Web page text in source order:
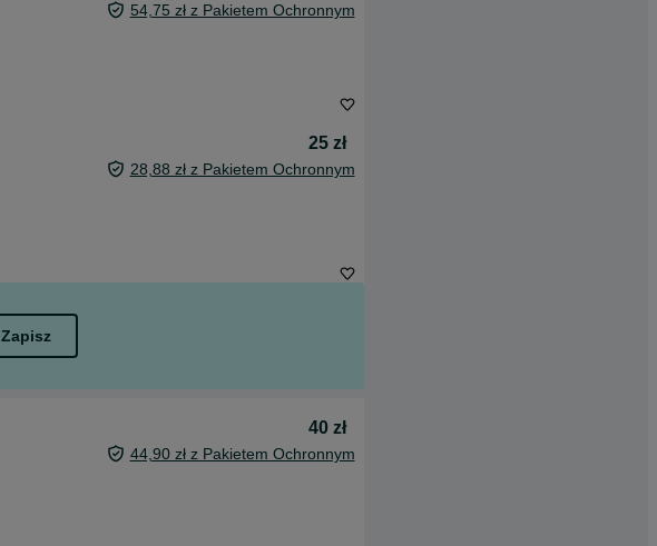
54,75 zł z Pakietem Ochronnym
25 zł
28,88 zł z Pakietem Ochronnym
Zapisz
40 zł
44,90 zł z Pakietem Ochronnym